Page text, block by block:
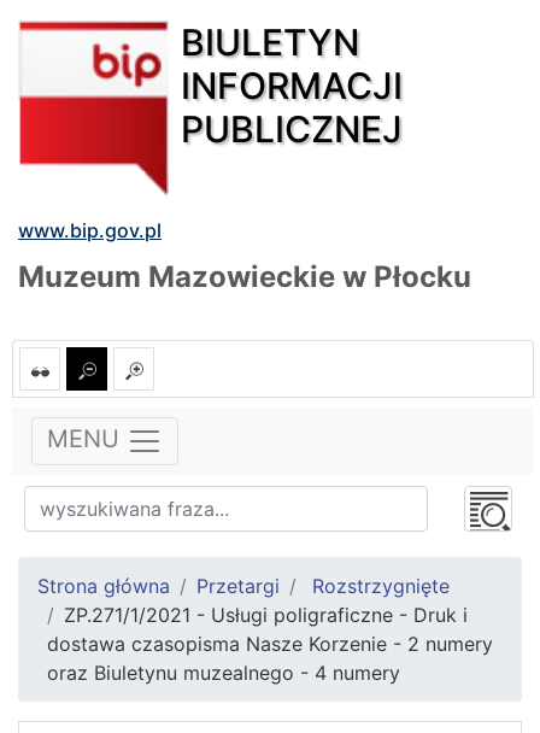
BIULETYN
INFORMACJI
PUBLICZNEJ
www.bip.gov.pl
Muzeum Mazowieckie w Płocku
MENU
Strona główna Przetargi
Rozstrzygnięte
ZP.271/1/2021 - Usługi poligraficzne - Druk i
dostawa czasopisma Nasze Korzenie - 2 numery
oraz Biuletynu muzealnego - 4 numery